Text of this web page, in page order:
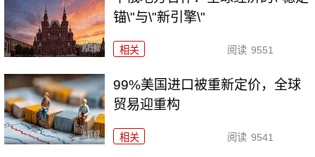
锚\"与\"新引擎\"
相关 阅读 9551
99%美国进口被重新定价，全球
贸易迎重构
相关 阅读 9541